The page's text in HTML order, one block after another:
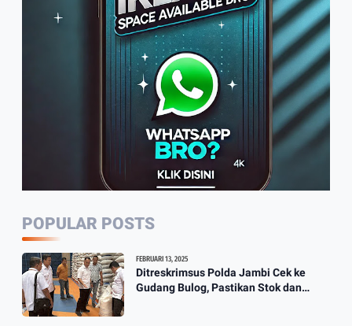
GORO Massal Serentak
4:10
Arif Tetap Bertahan, Usaha
Rumahan Mengolah Air Nira Jadi
Gula Kelapa
PWI Jambi Rutin Setiap Tahun
Potong Hewan Qurban
2:35
Wali Kota Jambi Tidak Ada Lagi
Guru Honorer Semua Diangkat
Jadi P3K
3:12
POPULAR POSTS
FEBRUARI 13, 2025
Ditreskrimsus Polda Jambi Cek ke
Gudang Bulog, Pastikan Stok dan